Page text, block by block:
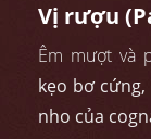
Vị rượu
Êm mượt và
kẹo bơ
nho của